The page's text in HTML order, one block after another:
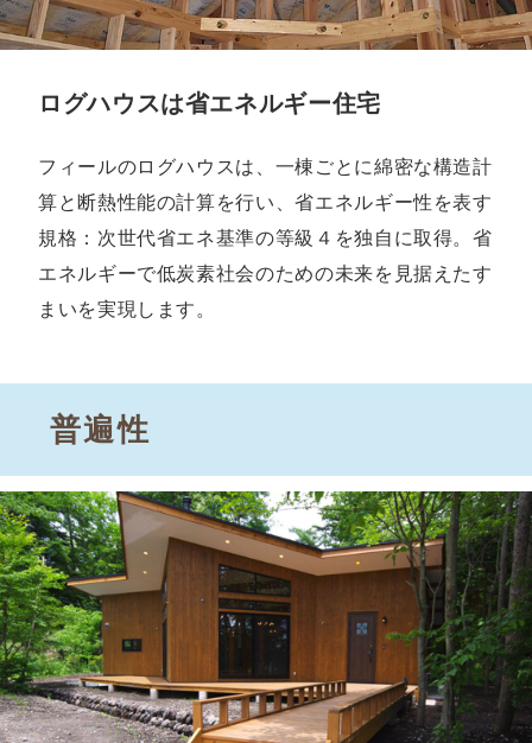
ログハウスは省エネルギー住宅
フィールのログハウスは、一棟ごとに綿密な構造計
算と断熱性能の計算を行い、省エネルギー性を表す
規格：次世代省エネ基準の等級４を独自に取得。省
エネルギーで低炭素社会のための未来を見据えたす
まいを実現します。
普遍性